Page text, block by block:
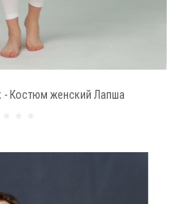
- Костюм женский Лапша